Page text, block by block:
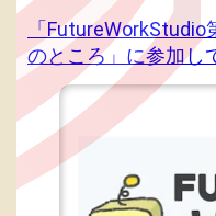
「
のところ」に参加し